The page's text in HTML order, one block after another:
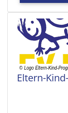
Eltern-